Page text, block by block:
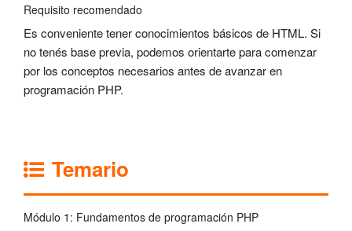
Requisito recomendado
Es conveniente tener conocimientos básicos de HTML. Si
no tenés base previa, podemos orientarte para comenzar
por los conceptos necesarios antes de avanzar en
programación PHP.
Temario
Módulo 1: Fundamentos de programación PHP